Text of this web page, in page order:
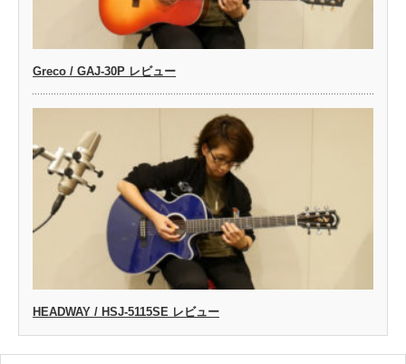
Greco / GAJ-30P レビュー
HEADWAY / HSJ-5115SE レビュー